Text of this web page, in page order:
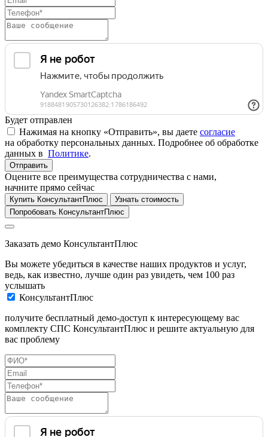
Будет отправлен
Нажимая на кнопку «Отправить», вы даете согласие
на обработку персональных данных. Подробнее об обработке
данных в Политике.
Отправить
Оцените все преимущества сотрудничества с нами,
начните прямо сейчас
Купить КонсультантПлюс
Узнать стоимость
Попробовать КонсультантПлюс
Заказать демо КонсультантПлюс
Вы можете убедиться в качестве наших продуктов и услуг,
ведь, как известно, лучше один раз увидеть, чем 100 раз
услышать
КонсультантПлюс
получите бесплатный демо-доступ к интересующему вас
комплекту СПС КонсультантПлюс и решите актуальную для
вас проблему